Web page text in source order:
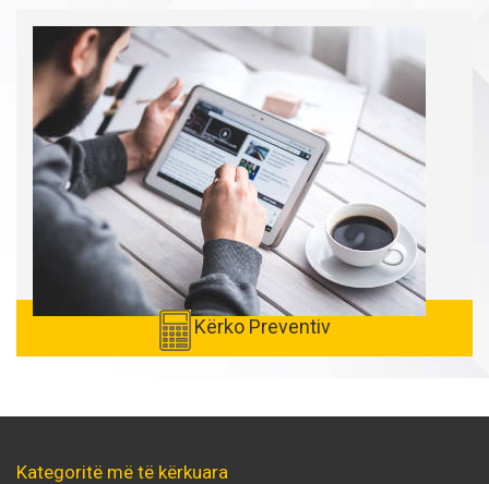
Kërko Preventiv
Kategoritë më të kërkuara